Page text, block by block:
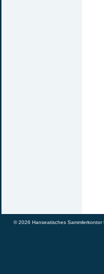
© 2026 Hanseatisches Sammlerkontor